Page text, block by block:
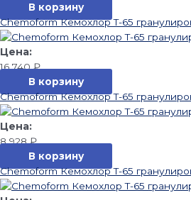
В корзину
Chemoform Кемохлор T-65
16 740₽
В корзину
Chemoform Кемохлор T-65
8 928₽
В корзину
Chemoform Кемохлор T-65